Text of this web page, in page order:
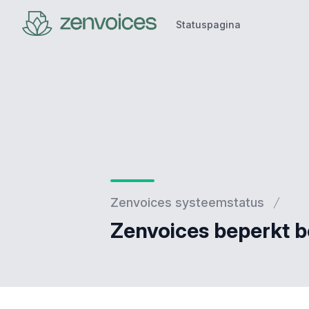
Statuspagina
Zenvoices systeemstatus
Zenvoices beperkt